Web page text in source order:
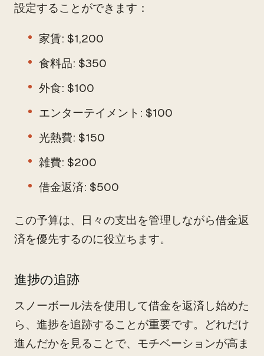
設定することができます：
家賃: $1,200
食料品: $350
外食: $100
エンターテイメント: $100
光熱費: $150
雑費: $200
借金返済: $500
この予算は、日々の支出を管理しながら借金返
済を優先するのに役立ちます。
進捗の追跡
スノーボール法を使用して借金を返済し始めた
ら、進捗を追跡することが重要です。どれだけ
進んだかを見ることで、モチベーションが高ま